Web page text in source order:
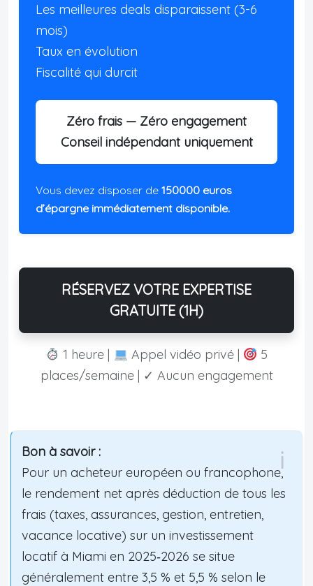
Les meilleures deals disparaissent (3-6
mois)
Taux en évolution
Fiscalité qui durcit
Zéro frais — Zéro engagement
Conseil indépendant uniquement
Vous devez disposer de 150000 euros
d’épargne immédiatement disponible.
RÉSERVEZ VOTRE EXPERTISE
GRATUITE (1H)
1 heure | Appel vidéo privé |
5
places/semaine | ✓ Aucun engagement
Bon à savoir :
Pour un acheteur européen ou francophone,
le rendement net après déduction de tous les
frais (taxes, assurances, gestion, entretien,
vacance locative) sur un investissement
locatif à Miami en 2025‑2026 se situe
généralement entre 3,5 % et 5,5 % selon le